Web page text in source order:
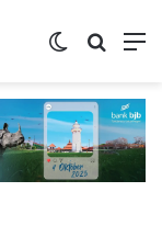
Switch skin